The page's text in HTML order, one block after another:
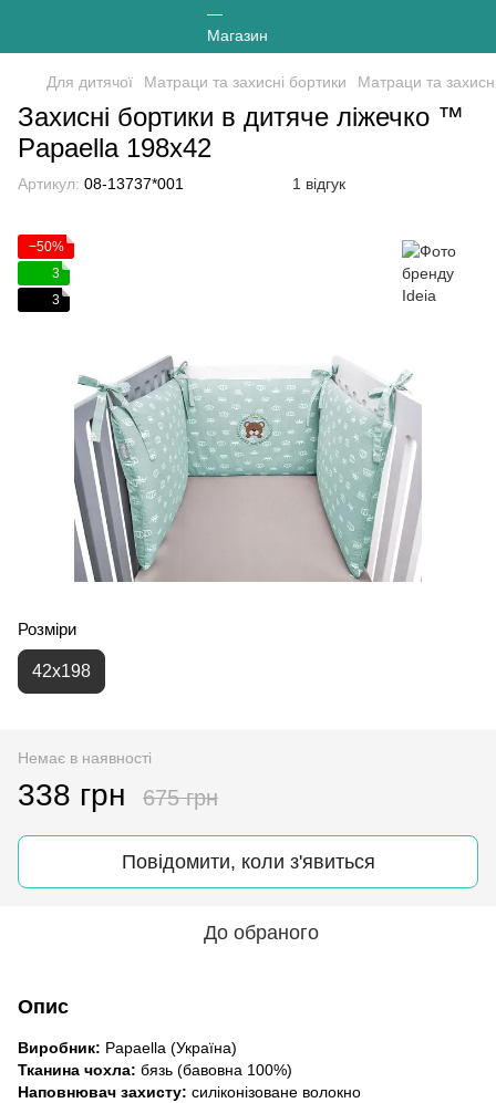
Для дитячої Матраци та захисні бортики Матраци та
Захисні бортики в дитяче ліжечко ™
Papaella 198х42
Артикул: 08-13737*001 1 відгук
−50%
3
3
Розміри
42х198
Немає в наявності
338 грн 675 грн
Повідомити, коли з'явиться
До обраного
Опис
Виробник: Papaella (Україна)
Тканина чохла: бязь (бавовна 100%)
Наповнювач захисту: силіконізоване волокно